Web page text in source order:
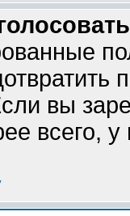
вы
всего,